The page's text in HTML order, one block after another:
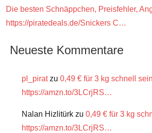
Die besten Schnäppchen, Preisfehler,
https://piratedeals.de/Snickers C…
Neueste Kommentare
pl_piratzu 0,49 € für 3 kg schnell sein
https://amzn.to/3LCrjRS…
Nalan Hizlitürk zu 0,49 € für 3 kg
https://amzn.to/3LCrjRS…